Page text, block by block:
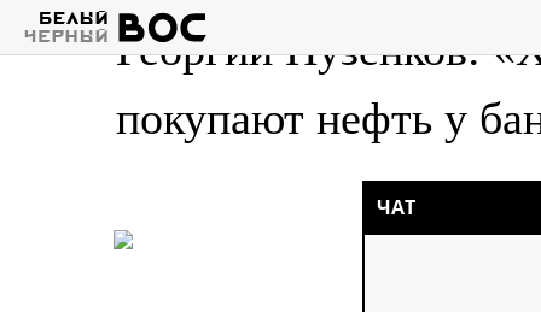
ЧАТ
Георгий Пузенков:
покупают нефть у